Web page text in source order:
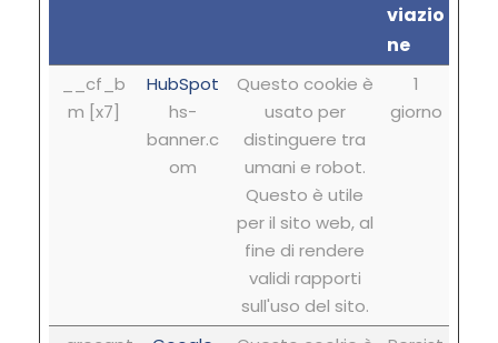
viazio
ne
__cf_b
m [x7]
HubSpot
hs-
banner.c
om
Questo cookie è
usato per
distinguere tra
umani e robot.
Questo è utile
per il sito web, al
fine di rendere
validi rapporti
sull'uso del sito.
1
giorno